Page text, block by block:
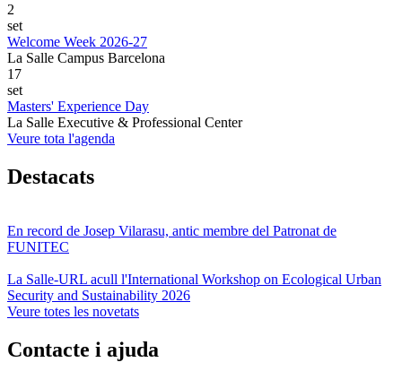
2
set
Welcome Week 2026-27
La Salle Campus Barcelona
17
set
Masters' Experience Day
La Salle Executive & Professional Center
Veure tota l'agenda
Destacats
En record de Josep Vilarasu, antic membre del Patronat de
FUNITEC
La Salle-URL acull l'International Workshop on Ecological Urban
Security and Sustainability 2026
Veure totes les novetats
Contacte i ajuda